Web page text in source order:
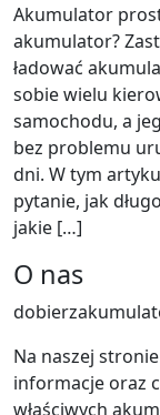
Akumulator
akumulator?
ładować
sobie wielu
samochodu, a
bez problemu
dni. W tym
pytanie, jak
jakie […]
O nas
Na naszej
informacje oraz
właściwych